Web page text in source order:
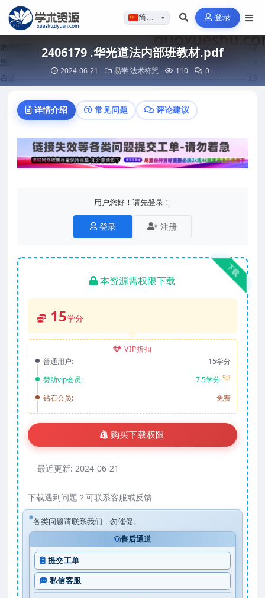
简体…▼ 登录
2406179 .华光道法内部班教材.pdf
2024-06-21 易学法术符咒 110 0
详情介绍 常见问题 评论建议
用户您好！请先登录！
登录 注册
下载
本资源需权限下载
15学分
VIP折扣
普通用户:
15学分
赞助vip会员:
7.5学分 5折
钻石会员: 免费
购买下载权限
最近更新: 2024-06-21
下载遇到问题？可联系客服或反馈
各类问题请联系我们，勿催促。
售后通道
提交工单
私信客服